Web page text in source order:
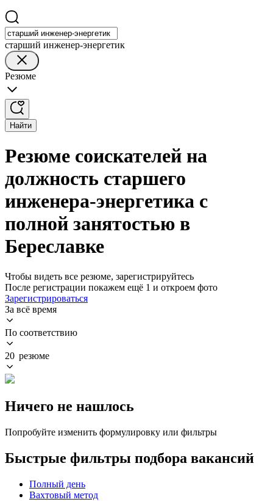
старший инженер-энергетик
Резюме
Найти
Резюме соискателей на
должность старшего
инженера-энергетика с
полной занятостью в
Береславке
Чтобы видеть все резюме, зарегистрируйтесь
После регистрации покажем ещё 1 и откроем фото
Зарегистрироваться
За всё время
По соответствию
20 резюме
Ничего не нашлось
Попробуйте изменить формулировку или фильтры
Быстрые фильтры подбора вакансий
Полный день
Вахтовый метод